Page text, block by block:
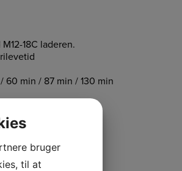
18C laderen.
60 min / 87 min / 130 min
bruger
til at